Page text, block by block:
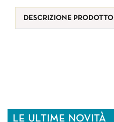
DESCRIZIONE PRODOTTO
LE ULTIME NOVITÀ